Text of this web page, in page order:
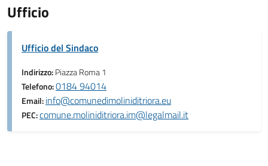
Ufficio
Ufficio del Sindaco
Indirizzo:Piazza Roma 1
Telefono:0184 94014
Email:info@comunedimoliniditriora.eu
PEC:comune.moliniditriora.im@legalmail.it